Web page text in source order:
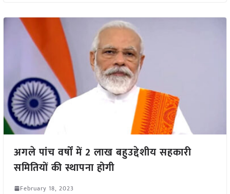
अगले पांच वर्षों में 2 लाख बहुउद्देशीय सहकारी
समितियों की स्थापना होगी
February 18, 2023